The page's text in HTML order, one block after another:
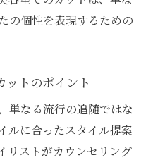
の個性を表現するための
ットのポイント
単なる流行の追随ではな
ルに合ったスタイル提案
リストがカウンセリング